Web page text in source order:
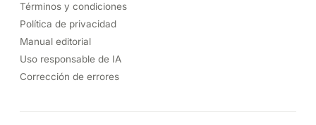
Términos y condiciones
Política de privacidad
Manual editorial
Uso responsable de IA
Corrección de errores